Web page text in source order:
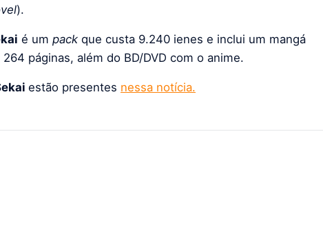
).
é um pack que custa 9.240 ienes e inclui um mangá
264 páginas, além do BD/DVD com o anime.
estão presentes nessa notícia.